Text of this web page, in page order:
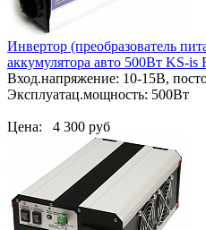
Инвертор (преобразователь
аккумулятора авто 500Вт KS-is
Вход.напряжение: 10-15В,
Эксплуатац.мощность: 500Вт
Цена: 4 300 руб